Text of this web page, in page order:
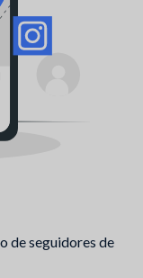
de seguidores de